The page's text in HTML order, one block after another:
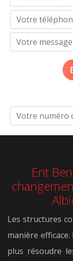
Ent
Les structures
manière
plus résoudre